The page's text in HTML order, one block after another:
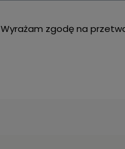
Wyrażam zgodę na